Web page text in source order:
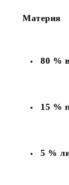
Материя
80 %
15 %
5 %